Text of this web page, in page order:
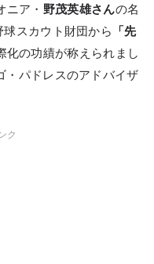
ア・ 野茂英雄さんの名
スカウト財団から 「先
化の功績が称えられまし
・パドレスのアドバイザ
ク